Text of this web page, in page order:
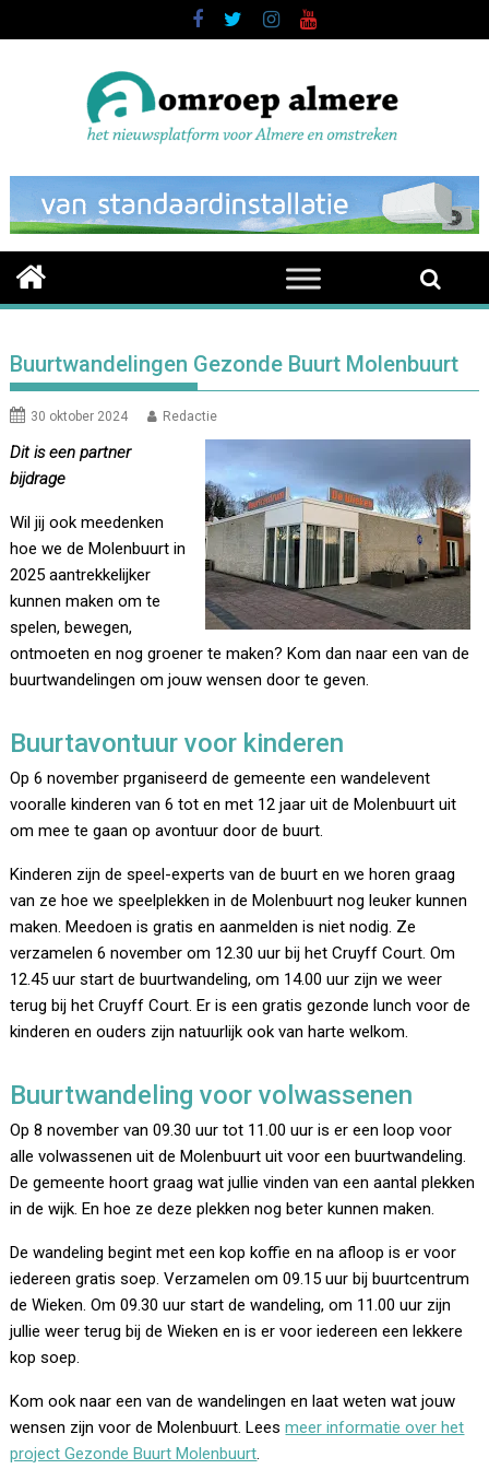
to
Buurtwandelingen Gezonde Buurt Molenbuurt
30 oktober 2024 Redactie
Dit is een partner
bijdrage
Wil jij ook meedenken
hoe we de Molenbuurt in
2025 aantrekkelijker
kunnen maken om te
spelen, bewegen,
ontmoeten en nog groener te maken? Kom dan naar een van de
buurtwandelingen om jouw wensen door te geven.
Buurtavontuur voor kinderen
Op 6 november prganiseerd de gemeente een wandelevent
vooralle kinderen van 6 tot en met 12 jaar uit de Molenbuurt uit
om mee te gaan op avontuur door de buurt.
Kinderen zijn de speel-experts van de buurt en we horen graag
van ze hoe we speelplekken in de Molenbuurt nog leuker kunnen
maken. Meedoen is gratis en aanmelden is niet nodig. Ze
verzamelen 6 november om 12.30 uur bij het Cruyff Court. Om
12.45 uur start de buurtwandeling, om 14.00 uur zijn we weer
terug bij het Cruyff Court. Er is een gratis gezonde lunch voor de
kinderen en ouders zijn natuurlijk ook van harte welkom.
Buurtwandeling voor volwassenen
Op 8 november van 09.30 uur tot 11.00 uur is er een loop voor
alle volwassenen uit de Molenbuurt uit voor een buurtwandeling.
De gemeente hoort graag wat jullie vinden van een aantal plekken
in de wijk. En hoe ze deze plekken nog beter kunnen maken.
De wandeling begint met een kop koffie en na afloop is er voor
iedereen gratis soep. Verzamelen om 09.15 uur bij buurtcentrum
de Wieken. Om 09.30 uur start de wandeling, om 11.00 uur zijn
jullie weer terug bij de Wieken en is er voor iedereen een lekkere
kop soep.
Kom ook naar een van de wandelingen en laat weten wat jouw
wensen zijn voor de Molenbuurt. Leesmeer informatie over het
project Gezonde Buurt Molenbuurt.